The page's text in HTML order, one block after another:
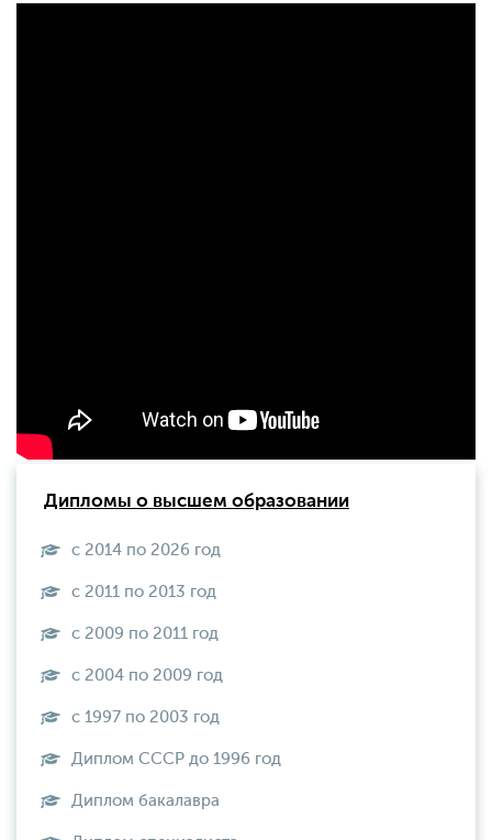
Дипломы о высшем образовании
с 2014 по 2026 год
с 2011 по 2013 год
с 2009 по 2011 год
с 2004 по 2009 год
с 1997 по 2003 год
Диплом СССР до 1996 год
Диплом бакалавра